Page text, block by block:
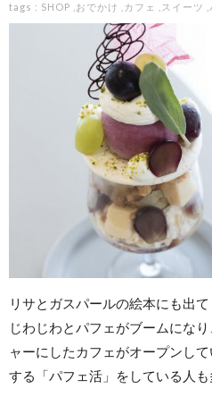
tags : SHOP おでかけ カフェ スイーツ
リサとガスパールの絵本にも出
じわじわとパフェがブームにな
ャーにしたカフェがオープンし
する「パフェ活」をしている人も